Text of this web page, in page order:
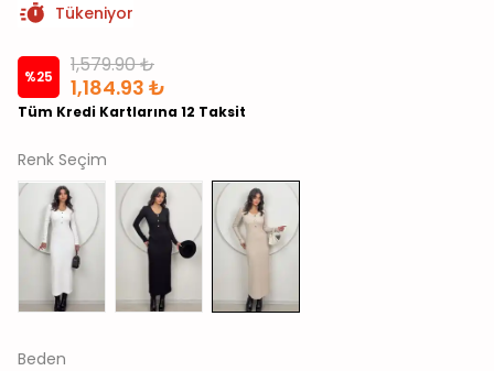
Tükeniyor
%25 1,579.90 ₺
1,184.93 ₺
Tüm Kredi Kartlarına 12 Taksit
Renk Seçim
Beden